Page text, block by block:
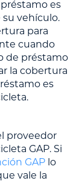
es
su vehículo.
para
cuando
de préstamo
la cobertura
es
proveedor
GAP. Si
GAP lo
vale la